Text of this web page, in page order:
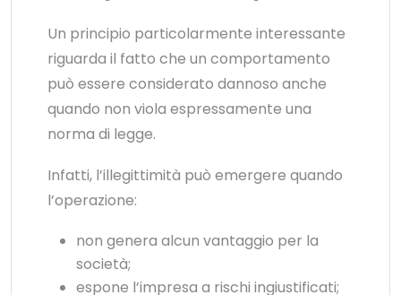
Un principio particolarmente interessante
riguarda il fatto che un comportamento
può essere considerato dannoso anche
quando non viola espressamente una
norma di legge.
Infatti, l’illegittimità può emergere quando
l’operazione:
non genera alcun vantaggio per la
società;
espone l’impresa a rischi ingiustificati;